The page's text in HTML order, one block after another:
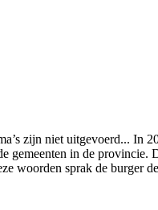
zijn niet uitgevoerd... In
in de provincie.
woorden sprak de burger